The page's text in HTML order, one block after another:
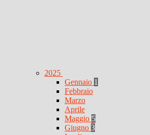
2025
Gennaio 1
Febbraio
Marzo
Aprile
Maggio 5
Giugno 3